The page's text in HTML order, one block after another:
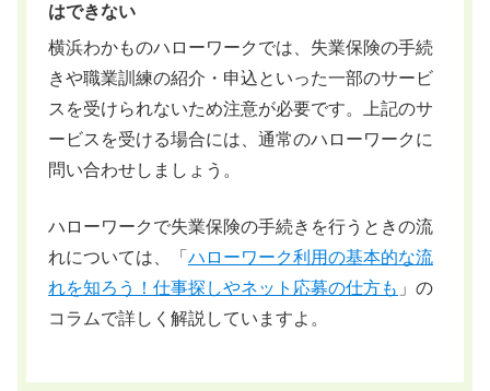
はできない
横浜わかものハローワークでは、失業保険の手続
きや職業訓練の紹介・申込といった一部のサービ
スを受けられないため注意が必要です。上記のサ
ービスを受ける場合には、通常のハローワークに
問い合わせしましょう。
ハローワークで失業保険の手続きを行うときの流
れについては、「 ハローワーク利用の基本的な流
れを知ろう！仕事探しやネット応募の仕方も 」の
コラムで詳しく解説していますよ。